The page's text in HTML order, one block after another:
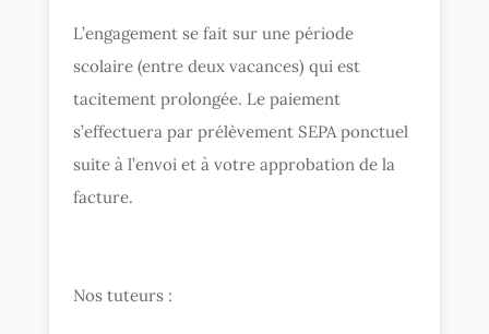
L’engagement se fait sur une période
scolaire (entre deux vacances) qui est
tacitement prolongée. Le paiement
s’effectuera par prélèvement SEPA ponctuel
suite à l’envoi et à votre approbation de la
facture.
Nos tuteurs :